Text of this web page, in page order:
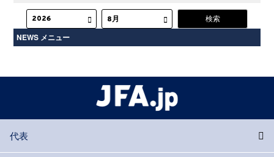
NEWS メニュー
代表